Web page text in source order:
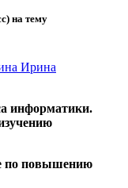
на тему
Ирина
информатики.
по повышению